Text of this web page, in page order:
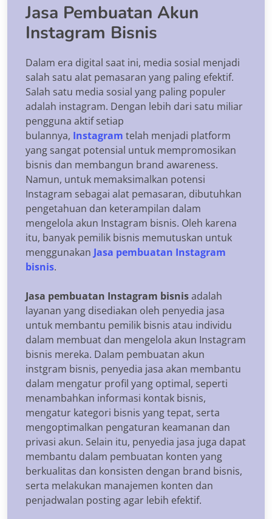
Jasa Pembuatan Akun
Instagram Bisnis
Dalam era digital saat ini, media sosial menjadi
salah satu alat pemasaran yang paling efektif.
Salah satu media sosial yang paling populer
adalah instagram. Dengan lebih dari satu miliar
pengguna aktif setiap
bulannya, Instagram telah menjadi platform
yang sangat potensial untuk mempromosikan
bisnis dan membangun brand awareness.
Namun, untuk memaksimalkan potensi
Instagram sebagai alat pemasaran, dibutuhkan
pengetahuan dan keterampilan dalam
mengelola akun Instagram bisnis. Oleh karena
itu, banyak pemilik bisnis memutuskan untuk
menggunakan Jasa pembuatan Instagram
bisnis.
Jasa pembuatan Instagram bisnisadalah
layanan yang disediakan oleh penyedia jasa
untuk membantu pemilik bisnis atau individu
dalam membuat dan mengelola akun Instagram
bisnis mereka. Dalam pembuatan akun
instgram bisnis, penyedia jasa akan membantu
dalam mengatur profil yang optimal, seperti
menambahkan informasi kontak bisnis,
mengatur kategori bisnis yang tepat, serta
mengoptimalkan pengaturan keamanan dan
privasi akun. Selain itu, penyedia jasa juga dapat
membantu dalam pembuatan konten yang
berkualitas dan konsisten dengan brand bisnis,
serta melakukan manajemen konten dan
penjadwalan posting agar lebih efektif.